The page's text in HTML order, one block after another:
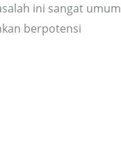
ini sangat umum
berpotensi